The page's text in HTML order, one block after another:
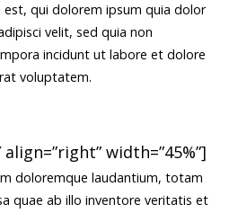
qui dolorem ipsum quia dolor
velit, sed quia non
incidunt ut labore et dolore
voluptatem.
width=”45%”]
doloremque laudantium, totam
quae ab illo inventore veritatis et